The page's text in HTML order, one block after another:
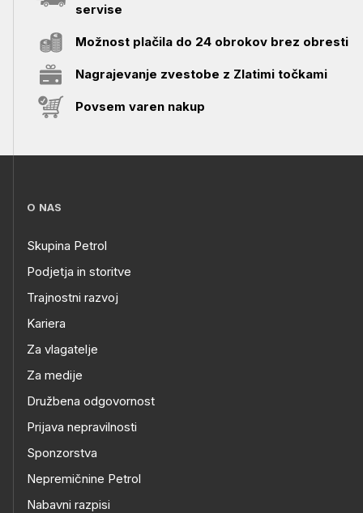
servise
Možnost plačila do 24 obrokov brez obresti
Nagrajevanje zvestobe z Zlatimi točkami
Povsem varen nakup
O NAS
Skupina Petrol
Podjetja in storitve
Trajnostni razvoj
Kariera
Za vlagatelje
Za medije
Družbena odgovornost
Prijava nepravilnosti
Sponzorstva
Nepremičnine Petrol
Nabavni razpisi